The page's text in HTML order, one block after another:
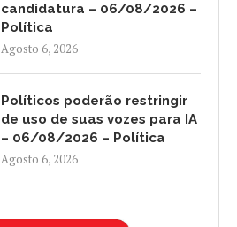
candidatura – 06/08/2026 –
Política
Agosto 6, 2026
Políticos poderão restringir
de uso de suas vozes para IA
– 06/08/2026 – Política
Agosto 6, 2026